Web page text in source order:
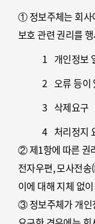
③ 위탁업무의 내용
본 개인정보 처리방
① 정보주체는 회사
보호 관련 권리를
1 개인정보
2 오류 등이
3 삭제요구
4 처리정지
② 제1항에 따른 권
전자우편, 모사전
이에 대해 지체 없
③ 정보주체가 개인